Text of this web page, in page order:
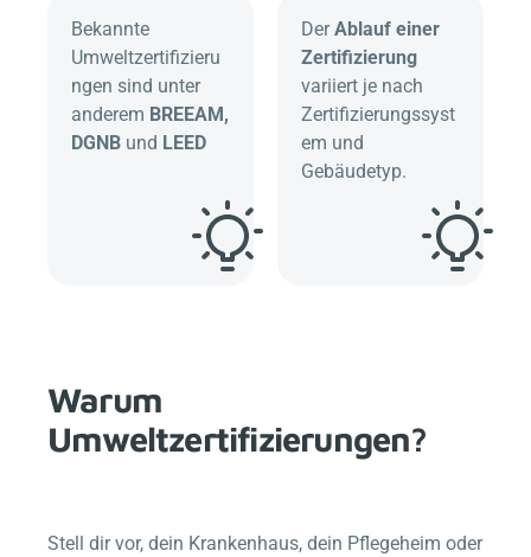
Bekannte
Umweltzertifizieru
ngen sind unter
anderem BREEAM,
DGNB und LEED
DerAblauf einer
Zertifizierung
variiert je nach
Zertifizierungssyst
em und
Gebäudetyp.
Warum
Umweltzertifizierungen?
Stell dir vor, dein Krankenhaus, dein Pflegeheim oder